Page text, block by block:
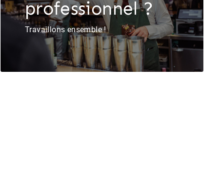
professionnel ?
Travaillons ensemble !